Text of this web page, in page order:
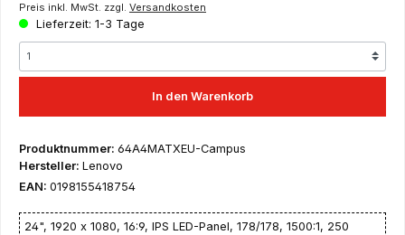
Preis inkl. MwSt. zzgl. Versandkosten
Lieferzeit: 1-3 Tage
In den Warenkorb
Produktnummer: 64A4MATXEU-Campus
Hersteller: Lenovo
EAN: 0198155418754
24", 1920 x 1080, 16:9, IPS LED-Panel, 178/178, 1500:1, 250